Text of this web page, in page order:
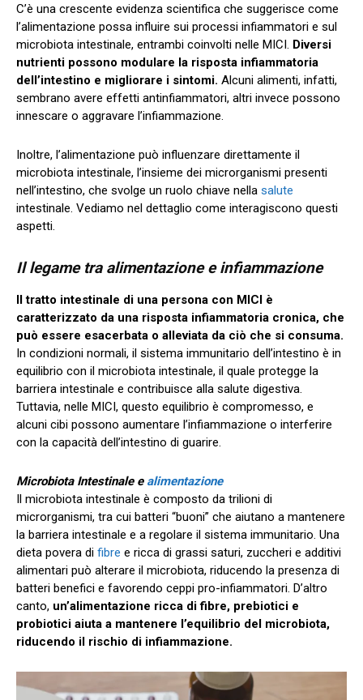
C’è una crescente evidenza scientifica che suggerisce come
l’alimentazione possa influire sui processi infiammatori e sul
microbiota intestinale, entrambi coinvolti nelle MICI. Diversi
nutrienti possono modulare la risposta infiammatoria
dell’intestino e migliorare i sintomi. Alcuni alimenti, infatti,
sembrano avere effetti antinfiammatori, altri invece possono
innescare o aggravare l’infiammazione.
Inoltre, l’alimentazione può influenzare direttamente il
microbiota intestinale, l’insieme dei microrganismi presenti
nell’intestino, che svolge un ruolo chiave nella salute
intestinale. Vediamo nel dettaglio come interagiscono questi
aspetti.
Il legame tra alimentazione e infiammazione
Il tratto intestinale di una persona con MICI è
caratterizzato da una risposta infiammatoria cronica, che
può essere esacerbata o alleviata da ciò che si consuma.
In condizioni normali, il sistema immunitario dell’intestino è in
equilibrio con il microbiota intestinale, il quale protegge la
barriera intestinale e contribuisce alla salute digestiva.
Tuttavia, nelle MICI, questo equilibrio è compromesso, e
alcuni cibi possono aumentare l’infiammazione o interferire
con la capacità dell’intestino di guarire.
Microbiota Intestinale e alimentazione
Il microbiota intestinale è composto da trilioni di
microrganismi, tra cui batteri “buoni” che aiutano a mantenere
la barriera intestinale e a regolare il sistema immunitario. Una
dieta povera di fibre e ricca di grassi saturi, zuccheri e additivi
alimentari può alterare il microbiota, riducendo la presenza di
batteri benefici e favorendo ceppi pro-infiammatori. D’altro
canto, un’alimentazione ricca di fibre, prebiotici e
probiotici aiuta a mantenere l’equilibrio del microbiota,
riducendo il rischio di infiammazione.